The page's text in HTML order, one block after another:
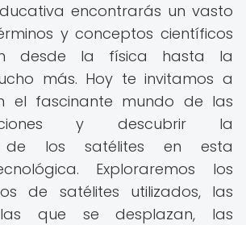
encontrarás un vasto
y conceptos científicos
desde la física hasta la
más. Hoy te invitamos a
el fascinante mundo de las
y descubrir la
de los satélites en esta
Exploraremos los
de satélites utilizados, las
que se desplazan, las